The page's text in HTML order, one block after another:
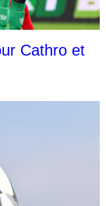
Cathro et